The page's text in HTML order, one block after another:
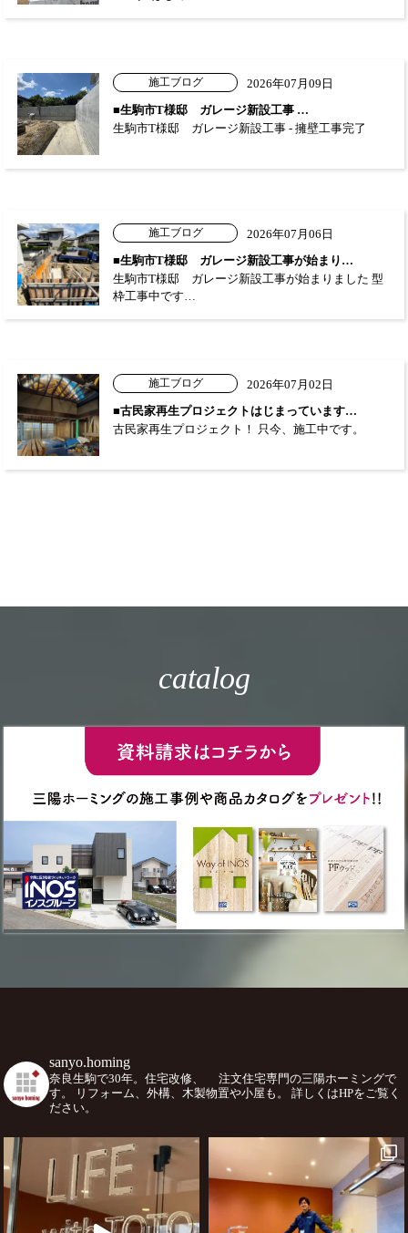
施工ブログ
2026年07月09日
■生駒市T様邸 ガレージ新設工事 …
生駒市T様邸 ガレージ新設工事 - 擁壁工事完了
施工ブログ
2026年07月06日
■生駒市T様邸 ガレージ新設工事が始まり…
生駒市T様邸 ガレージ新設工事が始まりました 型
枠工事中です…
施工ブログ
2026年07月02日
■古民家再生プロジェクトはじまっています…
古民家再生プロジェクト！ 只今、施工中です。
catalog
sanyo.homing
奈良生駒で30年。住宅改修、
注文住宅専門の三陽ホーミングで
す。
リフォーム、外構、木製物置や小屋も。
詳しくはHPをご覧く
ださい。